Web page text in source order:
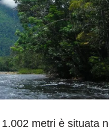
metri è situata